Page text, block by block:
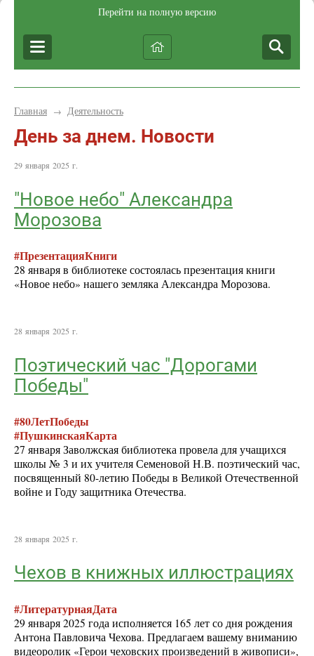
Перейти на полную версию
Главная → Деятельность
День за днем. Новости
29 января 2025 г.
"Новое небо" Александра
Морозова
#ПрезентацияКниги
28 января в библиотеке состоялась презентация книги
«Новое небо» нашего земляка Александра Морозова.
28 января 2025 г.
Поэтический час "Дорогами
Победы"
#80ЛетПобеды
#ПушкинскаяКарта
27 января Заволжская библиотека провела для учащихся
школы № 3 и их учителя Семеновой Н.В. поэтический час,
посвященный 80-летию Победы в Великой Отечественной
войне и Году защитника Отечества.
28 января 2025 г.
Чехов в книжных иллюстрациях
#ЛитературнаяДата
29 января 2025 года исполняется 165 лет со дня рождения
Антона Павловича Чехова. Предлагаем вашему вниманию
видеоролик «Герои чеховских произведений в живописи»,